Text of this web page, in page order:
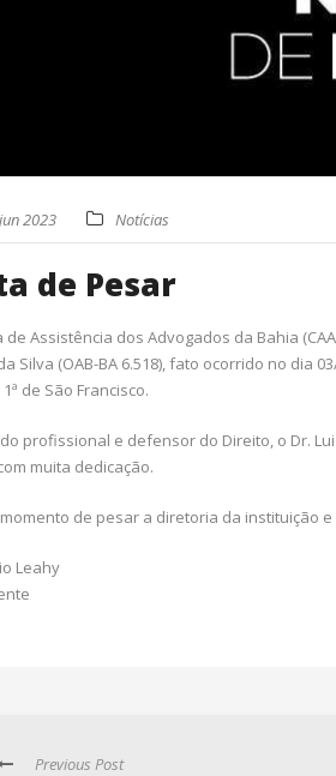
2023 Notícias
de Pesar
de Assistência dos Advogados da Bahia
Silva (OAB-BA 6.518), fato ocorrido no dia
de São Francisco.
profissional e defensor do Direito, o Dr.
muita dedicação.
de pesar a diretoria da instituição
Leahy
Previous Post